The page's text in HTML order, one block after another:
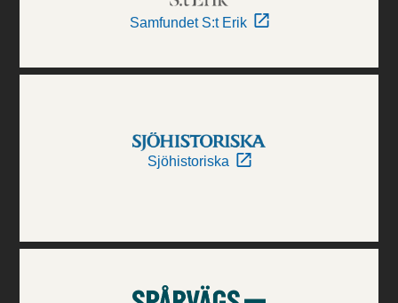
Samfundet S:t Erik
Sjöhistoriska